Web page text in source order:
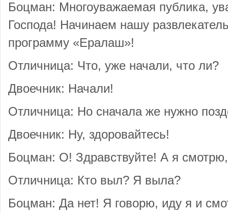
Боцман: Многоуважаемая публика,
Господа! Начинаем нашу
программу «Ералаш»!
Отличница: Что, уже начали, что ли?
Двоечник: Начали!
Отличница: Но сначала же нужно
Двоечник: Ну, здоровайтесь!
Боцман: О! Здравствуйте! А я
Отличница: Кто выл? Я выла?
Боцман: Да нет! Я говорю, иду я и